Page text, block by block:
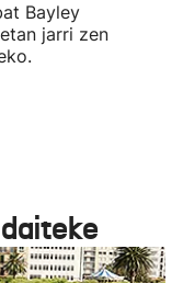
Bayley
jarri zen